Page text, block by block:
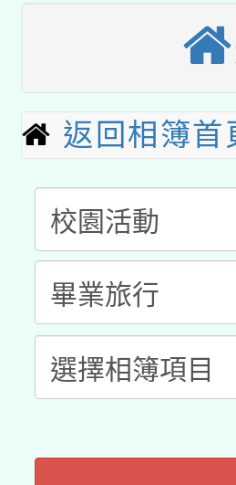
用水績優
桃園市孔
開 智慧啟
2026年桃
本校115
招甄選結
招)
適應運動
本館辦理
暨閱讀推動
科技賦能─
礎課程
A3數位素
「數位內
pilot」
有關大陸
薪期間赴
轉知經濟
2026年桃
返回相簿首